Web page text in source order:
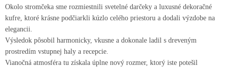
Okolo stromčeka sme rozmiestnili svetelné darčeky a luxusné dekoračné
kufre, ktoré krásne podčiarkli kúzlo celého priestoru a dodali výzdobe na
elegancii.
Výsledok pôsobil harmonicky, vkusne a dokonale ladil s dreveným
prostredím vstupnej haly a recepcie.
Vianočná atmosféra tu získala úplne nový rozmer, ktorý iste potešil